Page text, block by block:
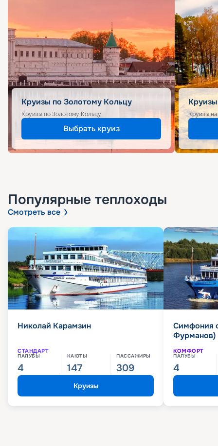
Круизы по Золотому Кольцу
Круизы по Золотому Кольцу
Выбрать круиз
Круизы
Популярные теплоходы
Смотреть все
Николай Карамзин
СТАНДАРТ
ПАЛУБЫ
4
КАЮТЫ
147
ПАССАЖИРЫ
309
Круизы
Симфония
Фурманов)
КОМФОРТ
ПАЛУБЫ
4